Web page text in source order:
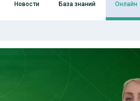
Новости База знаний Онлайн